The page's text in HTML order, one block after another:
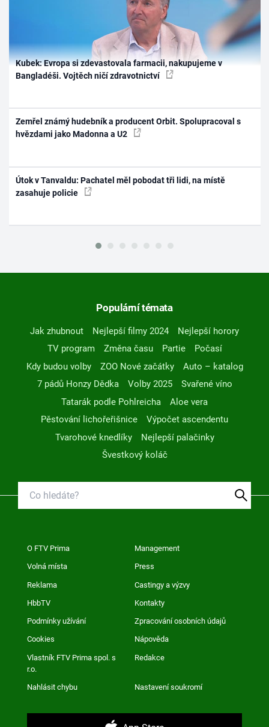
Kubek: Evropa si zdevastovala farmacii, nakupujeme v
Bangladéši. Vojtěch ničí zdravotnictví
Zemřel známý hudebník a producent Orbit. Spolupracoval s
hvězdami jako Madonna a U2
Útok v Tanvaldu: Pachatel měl pobodat tři lidi, na místě
zasahuje policie
Populární témata
Jak zhubnout Nejlepší filmy 2024
Nejlepší horory
TV program
Změna času Partie
Počasí
Kdy budou volby
ZOO Nové začátky
Auto – katalog
7 pádů Honzy Dědka
Volby 2025
Svařené víno
Tatarák podle Pohlreicha
Aloe vera
Pěstování lichořeřišnice
Výpočet ascendentu
Tvarohové knedlíky
Nejlepší palačinky
Švestkový koláč
O FTV Prima Management
Volná místa Press
Reklama Castingy a výzvy
HbbTV Kontakty
Podmínky užívání Zpracování osobních údajů
Cookies Nápověda
Vlastník FTV Prima spol. s
r.o.
Redakce
Nahlásit chybu Nastavení soukromí